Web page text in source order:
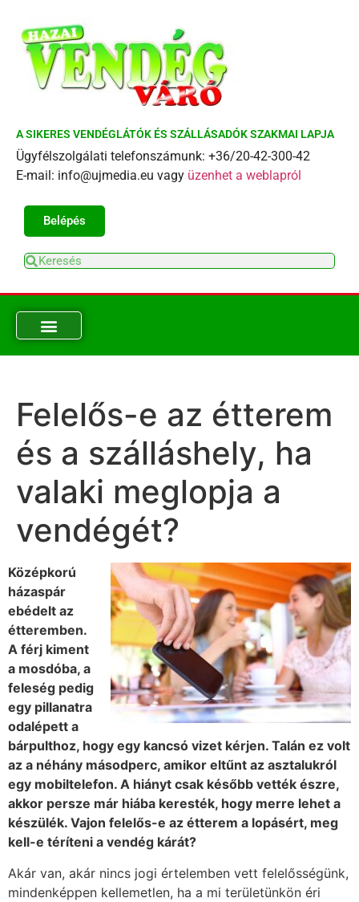
A SIKERES VENDÉGLÁTÓK ÉS SZÁLLÁSADÓK SZAKMAI LAPJA
Ügyfélszolgálati telefonszámunk: +36/20-42-300-42
E-mail: info@ujmedia.eu vagy üzenhet a weblapról
Belépés
Felelős-e az étterem
és a szálláshely, ha
valaki meglopja a
vendégét?
Középkorú
házaspár
ebédelt az
étteremben.
A férj kiment
a mosdóba, a
feleség pedig
egy pillanatra
odalépett a
bárpulthoz, hogy egy kancsó vizet kérjen. Talán ez volt
az a néhány másodperc, amikor eltűnt az asztalukról
egy mobiltelefon. A hiányt csak később vették észre,
akkor persze már hiába keresték, hogy merre lehet a
készülék. Vajon felelős-e az étterem a lopásért, meg
kell-e téríteni a vendég kárát?
Akár van, akár nincs jogi értelemben vett felelősségünk,
mindenképpen kellemetlen, ha a mi területünkön éri